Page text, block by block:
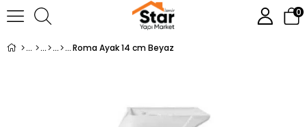
0
Roma Ayak 14 cm Beyaz